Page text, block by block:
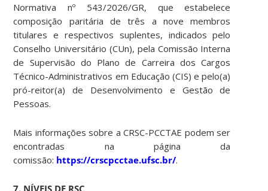
Normativa nº 543/2026/GR, que estabelece
composição paritária de três a nove membros
titulares e respectivos suplentes, indicados pelo
Conselho Universitário (CUn), pela Comissão Interna
de Supervisão do Plano de Carreira dos Cargos
Técnico-Administrativos em Educação (CIS) e pelo(a)
pró-reitor(a) de Desenvolvimento e Gestão de
Pessoas.
Mais informações sobre a CRSC-PCCTAE podem ser
encontradas na página da
comissão: https://crscpcctae.ufsc.br/.
7. NÍVEIS DE RSC